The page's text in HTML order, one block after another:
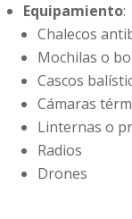
Equipamiento:
Chalecos
Mochilas o
Cascos
Cámaras
Linternas o
Radios
Drones